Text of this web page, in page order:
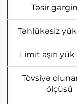
Təsir
Təhlükəsiz yük
Limit aşırı yük
Tövsiyə
ölçüsü